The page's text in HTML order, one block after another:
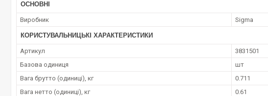
ОСНОВНІ
Виробник Sigma
КОРИСТУВАЛЬНИЦЬКІ ХАРАКТЕРИСТИКИ
Артикул
3831501
Базова одиниця
шт
Вага брутто (одиниці), кг
0.711
Вага нетто (одиниці), кг
0.61